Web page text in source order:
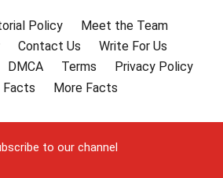
Policy
Meet the Team
Contact Us
Write For Us
DMCA Terms
Privacy Policy
Facts
More Facts
to our channel